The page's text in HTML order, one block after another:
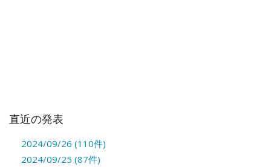
直近の発表
2024/09/26 (110件)
2024/09/25 (87件)